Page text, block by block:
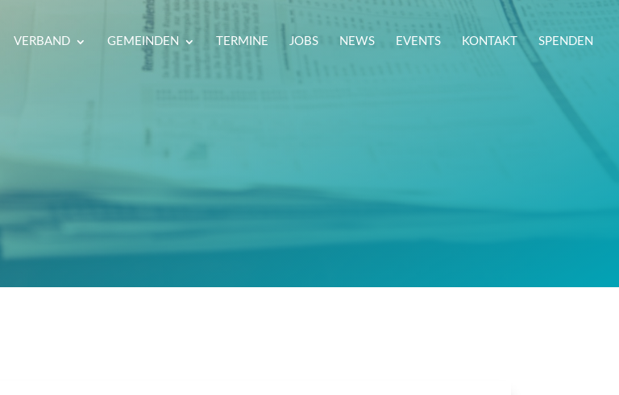
VERBAND GEMEINDEN TERMINE JOBS NEWS EVENTS KONTAKT SPENDEN